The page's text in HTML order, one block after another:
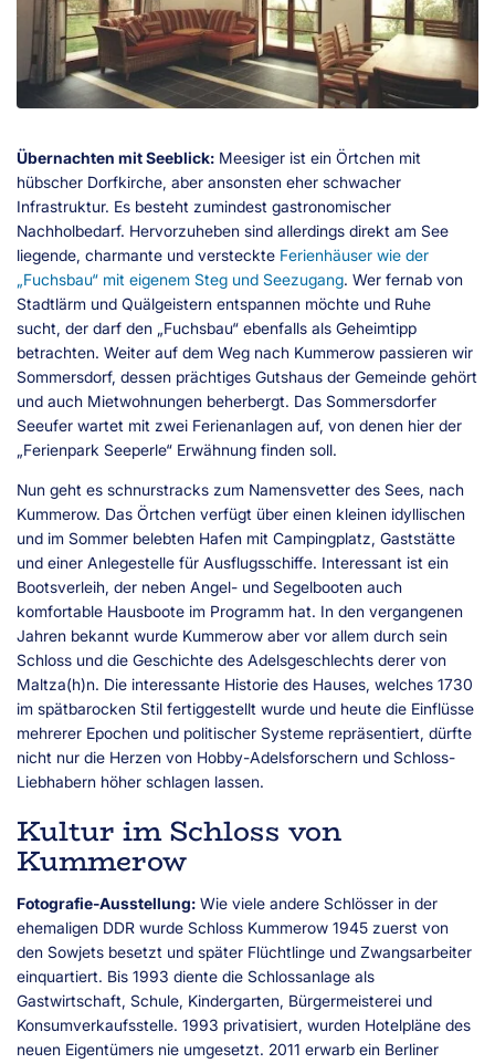
Übernachten mit Seeblick: Meesiger ist ein Örtchen mit
hübscher Dorfkirche, aber ansonsten eher schwacher
Infrastruktur. Es besteht zumindest gastronomischer
Nachholbedarf. Hervorzuheben sind allerdings direkt am See
liegende, charmante und versteckte Ferienhäuser wie der
„Fuchsbau“ mit eigenem Steg und Seezugang. Wer fernab von
Stadtlärm und Quälgeistern entspannen möchte und Ruhe
sucht, der darf den „Fuchsbau“ ebenfalls als Geheimtipp
betrachten. Weiter auf dem Weg nach Kummerow passieren wir
Sommersdorf, dessen prächtiges Gutshaus der Gemeinde gehört
und auch Mietwohnungen beherbergt. Das Sommersdorfer
Seeufer wartet mit zwei Ferienanlagen auf, von denen hier der
„Ferienpark Seeperle“ Erwähnung finden soll.
Nun geht es schnurstracks zum Namensvetter des Sees, nach
Kummerow. Das Örtchen verfügt über einen kleinen idyllischen
und im Sommer belebten Hafen mit Campingplatz, Gaststätte
und einer Anlegestelle für Ausflugsschiffe. Interessant ist ein
Bootsverleih, der neben Angel- und Segelbooten auch
komfortable Hausboote im Programm hat. In den vergangenen
Jahren bekannt wurde Kummerow aber vor allem durch sein
Schloss und die Geschichte des Adelsgeschlechts derer von
Maltza(h)n. Die interessante Historie des Hauses, welches 1730
im spätbarocken Stil fertiggestellt wurde und heute die Einflüsse
mehrerer Epochen und politischer Systeme repräsentiert, dürfte
nicht nur die Herzen von Hobby-Adelsforschern und Schloss-
Liebhabern höher schlagen lassen.
Kultur im Schloss von
Kummerow
Fotografie-Ausstellung: Wie viele andere Schlösser in der
ehemaligen DDR wurde Schloss Kummerow 1945 zuerst von
den Sowjets besetzt und später Flüchtlinge und Zwangsarbeiter
einquartiert. Bis 1993 diente die Schlossanlage als
Gastwirtschaft, Schule, Kindergarten, Bürgermeisterei und
Konsumverkaufsstelle. 1993 privatisiert, wurden Hotelpläne des
neuen Eigentümers nie umgesetzt. 2011 erwarb ein Berliner